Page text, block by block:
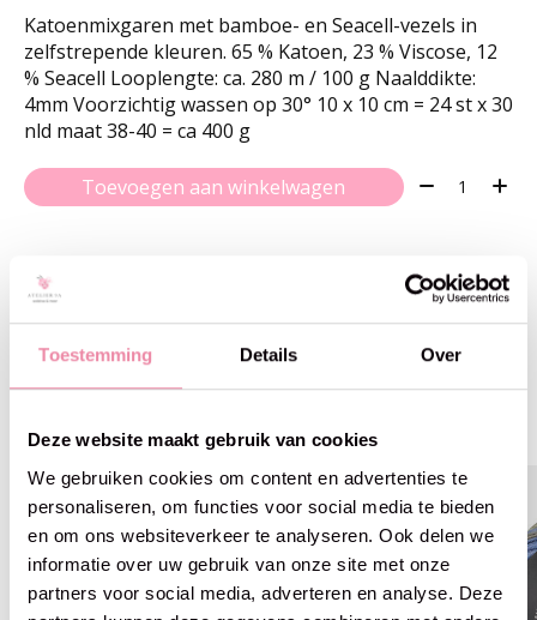
Toestemming Details Over
Deze website maakt gebruik van cookies
We gebruiken cookies om content en advertenties te
personaliseren, om functies voor social media te bieden
en om ons websiteverkeer te analyseren. Ook delen we
informatie over uw gebruik van onze site met onze
partners voor social media, adverteren en analyse. Deze
Katoenmixgaren met bamboe- en Seacell-vezels in
zelfstrepende kleuren. 65 % Katoen, 23 % Viscose, 12
% Seacell Looplengte: ca. 280 m / 100 g Naalddikte:
4mm Voorzichtig wassen op 30° 10 x 10 cm = 24 st x 30
nld maat 38-40 = ca 400 g
Toevoegen aan winkelwagen Aantal:
Gerelateerde producten
Carousel items